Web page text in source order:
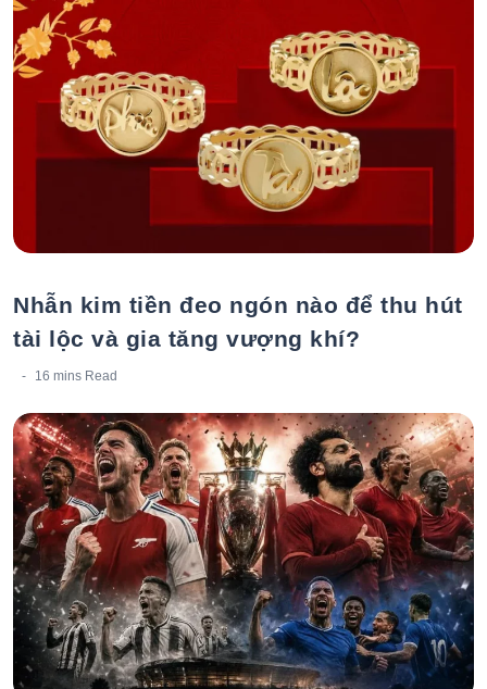
Nhẫn kim tiền đeo ngón nào để thu hút
tài lộc và gia tăng vượng khí?
16 mins Read